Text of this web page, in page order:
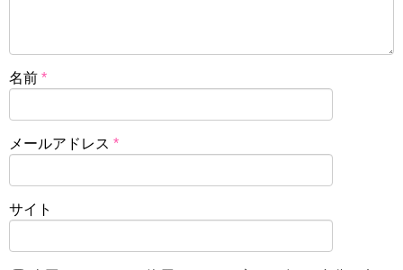
名前 *
メールアドレス *
サイト